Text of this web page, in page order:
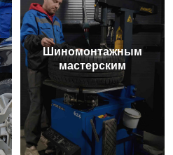
Шиномонтажным
мастерским